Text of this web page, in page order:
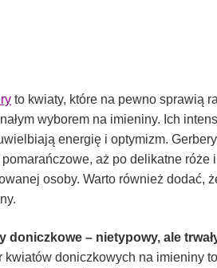
to kwiaty, które na pewno sprawią
wyborem na imieniny. Ich
energię i optymizm.
pomarańczowe, aż po delikatne
osoby. Warto również dodać,
doniczkowe – nietypowy, ale
kwiatów doniczkowych na imieniny